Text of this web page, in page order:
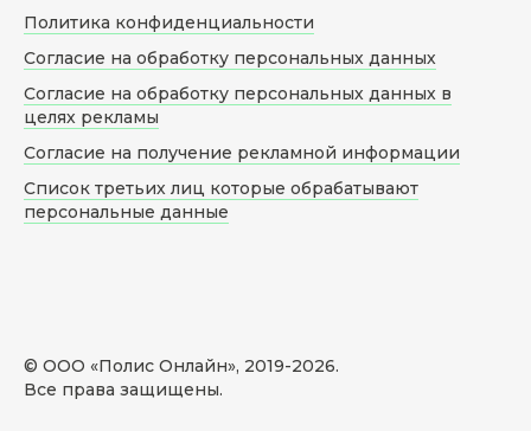
© ООО «Полис Онлайн», 2019-2026.
Все права защищены.
Политика конфиденциальности
Согласие на обработку персональных данных
Согласие на обработку персональных данных в
целях рекламы
Согласие на получение рекламной информации
Список третьих лиц которые обрабатывают
персональные данные